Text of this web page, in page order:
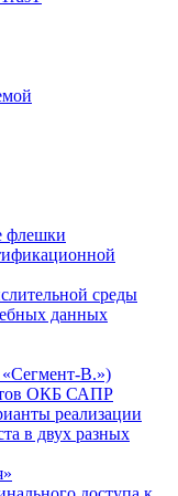
флешки
среды
данных
В.»)
ОКБ САПР
реализации
в двух разных